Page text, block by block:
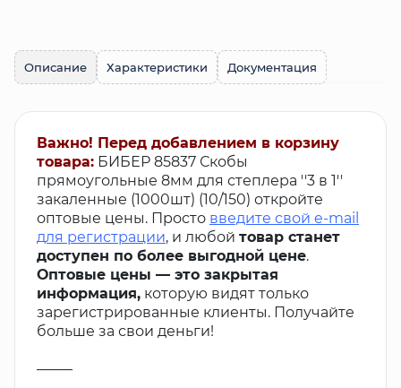
Описание Характеристики Документация
Важно! Перед добавлением в корзину
товара: БИБЕР 85837 Скобы
прямоугольные 8мм для степлера ''3 в 1''
закаленные (1000шт) (10/150) откройте
оптовые цены. Просто введите свой e-mail
для регистрации, и любой товар станет
доступен по более выгодной цене.
Оптовые цены — это закрытая
информация, которую видят только
зарегистрированные клиенты. Получайте
больше за свои деньги!